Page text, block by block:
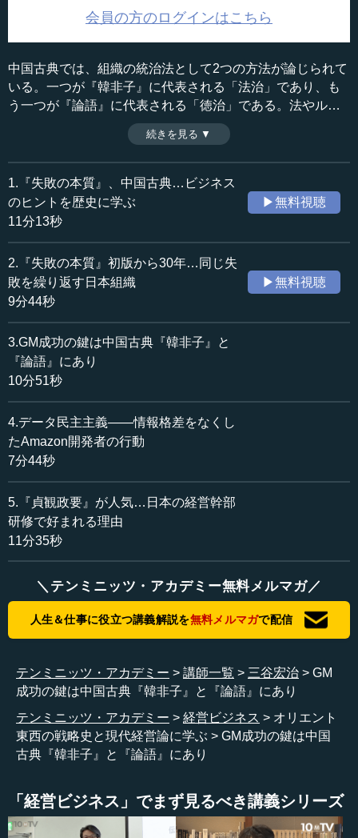
会員の方のログインはこちら
中国古典では、組織の統治法として2つの方法が論じられて
いる。一つが『韓非子』に代表される「法治」であり、も
う一つが『論語』に代表される「徳治」である。法やルー
ルで組織を統制するのか、リーダーの人徳で部下を束ねる
のか。法治と徳治の一長一短を見ながら、両者をハイブリ
ッドした成功例を紹介する。（全5話中第3話）
収録日：2024年9月17日
追加日：2024年12月27日
カテゴリー：
ビジネス・経営
≪全文≫
●法治と徳治：組織の2つの統治方法
論』から組織と統治を紹介します。
中国古典では組織の統治方法として法治（法による統
治）と、徳治の2つの極がありました。
まず、法治は『韓非子』に代表され、法と権力、賞罰を
用いて組織を統制し、成果を上げる考え方です。法治は軍
隊組織が起源で、トップダウンの指揮で、組織が一枚岩と
なり勝利を目指します。しかし、問題は兵士のモチベーシ
ョンが基本的に低いことです。誰も死にたくないし、殺し
たくない。ゆえに『孫子』のような兵家では、戦場に兵士
『韓非子』の法治は人間を弱い存在と捉え、賞罰で動か
すことを重視しますが、これに依存しすぎると組織は助け
一方、『論語』に代表される徳治はリーダーが徳を備
え、信頼を築くことで組織を運営する考え方です。しか
し、徳治に依存しすぎると、今度は指示待ちや忖度が横行
し、異論が言えない環境になることがあります。
治を組み合わせたハイブリッドな組織が理想とされてきま
した。例えば、組織の設計は法治に基づいて行い、運営は
徳治を活用するという方法です。組織の基盤を法治で固め
続きを見る ▼
1.『失敗の本質』、中国古典…ビジネス
のヒントを歴史に学ぶ
11分13秒
▶無料視聴
2.『失敗の本質』初版から30年…同じ失
敗を繰り返す日本組織
9分44秒
▶無料視聴
3.GM成功の鍵は中国古典『韓非子』と
『論語』にあり
10分51秒
4.データ民主主義――情報格差をなくし
たAmazon開発者の行動
7分44秒
5.『貞観政要』が人気…日本の経営幹部
研修で好まれる理由
11分35秒
＼テンミニッツ・アカデミー無料メルマガ／
人生＆仕事に役立つ講義解説を無料メルマガで配信
テンミニッツ・アカデミー 講師一覧 三谷宏治
GM
成功の鍵は中国古典『韓非子』と『論語』にあり
テンミニッツ・アカデミー
経営ビジネス
オリエント
東西の戦略史と現代経営論に学ぶ
GM成功の鍵は中国
古典『韓非子』と『論語』にあり
「経営ビジネス」でまず見るべき講義シリーズ